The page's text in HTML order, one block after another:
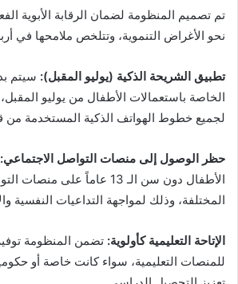
تم تصميم المنظومة لضمان الرقابة الأبوية
نحو الأغراض التنموية، وتتلخص ملامحها في
تطبيق الشريحة الذكية (يوليو المقبل): سيتم
الخاصة باستعمالات الأطفال من يوليو
لجميع خطوط الهواتف الذكية المستخدمة من
حظر الوصول إلى منصات التواصل الاجتماعي:
الأطفال دون سن الـ 13 عاماً على
المختلفة، وذلك لمواجهة التداعيات النفسية
الإتاحة التعليمية كأولوية: تضمن المنظومة
للمنصات التعليمية، سواء كانت خاصة أو